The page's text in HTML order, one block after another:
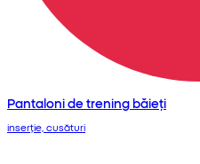
Pantaloni de trening băieți
inserție, cusături